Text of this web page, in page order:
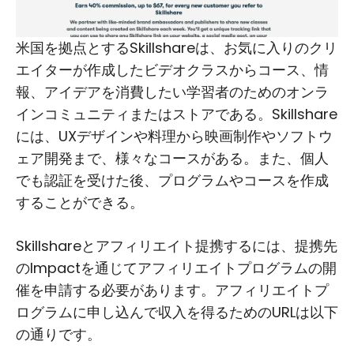
米国を拠点とするSkillshareは、お気に入りのクリ
エイターが作成したビデオクラスからコース、情
報、アイデアを消費したい学習者のためのオンラ
インコミュニティまたはストアである。Skillshare
には、UXデザインや料理から映画制作やソフトウ
ェア開発まで、様々なコースがある。また、個人
でも認証を受けた後、プログラムやコースを作成
することができる。
Skillshareとアフィリエイト提携するには、提携先
のImpactを通じてアフィリエイトプログラムの開
催を申請する必要があります。アフィリエイトプ
ログラムに申し込んで収入を得るためのURLは以下
の通りです。